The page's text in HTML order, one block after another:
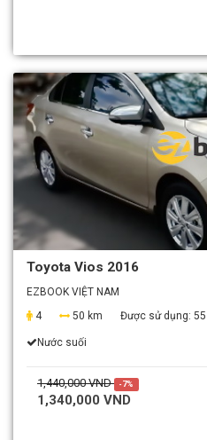
Toyota Vios 2016
EZBOOK VIỆT NAM
4
50 km Được sử dụng:
Nước suối
1,440,000 VND -7%
1,340,000 VND